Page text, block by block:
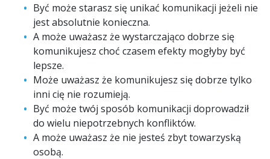
Być może starasz się unikać komunikacji jeżeli nie
jest absolutnie konieczna.
A może uważasz że wystarczająco dobrze się
komunikujesz choć czasem efekty mogłyby być
lepsze.
Może uważasz że komunikujesz się dobrze tylko
inni cię nie rozumieją.
Być może twój sposób komunikacji doprowadził
do wielu niepotrzebnych konfliktów.
A może uważasz że nie jesteś zbyt towarzyską
osobą.